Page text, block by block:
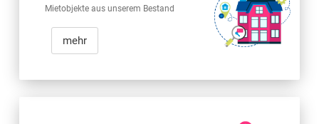
Mietobjekte aus unserem Bestand
mehr